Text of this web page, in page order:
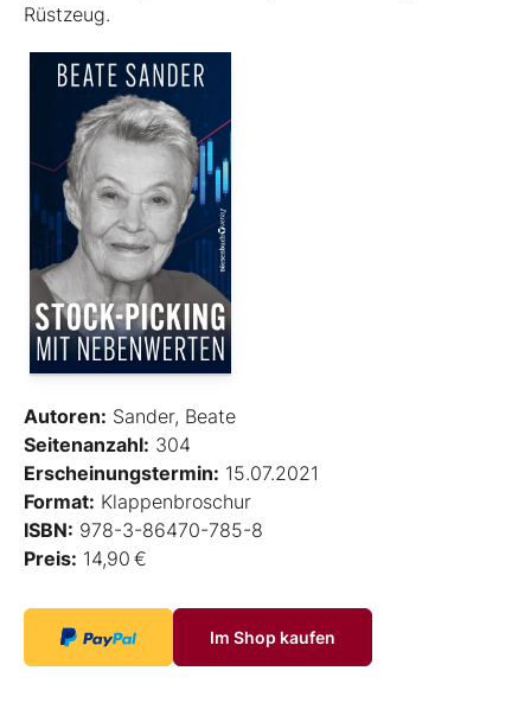
Rüstzeug.
Autoren: Sander, Beate
Seitenanzahl: 304
Erscheinungstermin: 15.07.2021
Format: Klappenbroschur
ISBN: 978-3-86470-785-8
Preis: 14,90 €
Im Shop kaufen